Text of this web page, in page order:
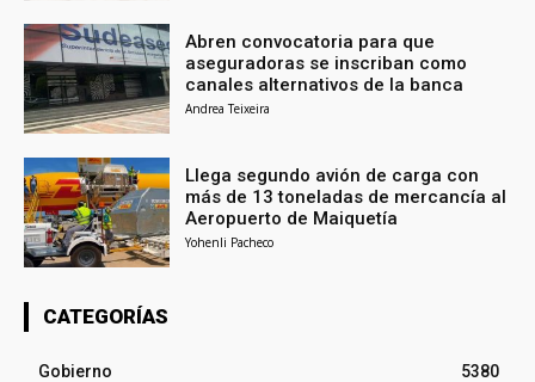
Abren convocatoria para que
aseguradoras se inscriban como
canales alternativos de la banca
Andrea Teixeira
Llega segundo avión de carga con
más de 13 toneladas de mercancía al
Aeropuerto de Maiquetía
Yohenli Pacheco
CATEGORÍAS
Gobierno
5380